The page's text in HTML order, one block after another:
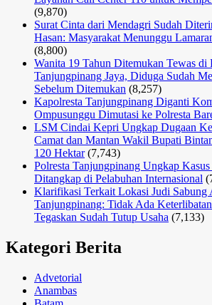
(9,870)
Surat Cinta dari Mendagri Sudah
Hasan: Masyarakat Menunggu
(8,800)
Wanita 19 Tahun Ditemukan Tewas di
Tanjungpinang Jaya, Diduga Sudah
Sebelum Ditemukan (8,257)
Kapolresta Tanjungpinang Diganti
Ompusunggu Dimutasi ke Polresta
LSM Cindai Kepri Ungkap Dugaan
Camat dan Mantan Wakil Bupati
120 Hektar (7,743)
Polresta Tanjungpinang Ungkap
Ditangkap di Pelabuhan Internasional
Klarifikasi Terkait Lokasi Judi Sabung
Tanjungpinang: Tidak Ada
Tegaskan Sudah Tutup Usaha (7,133)
Kategori Berita
Advetorial
Anambas